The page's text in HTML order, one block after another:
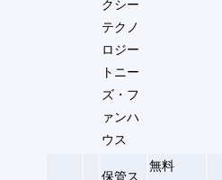
クシー
テクノ
ロジー
トニー
ズ・フ
ァンハ
ウス
保管ス
無料